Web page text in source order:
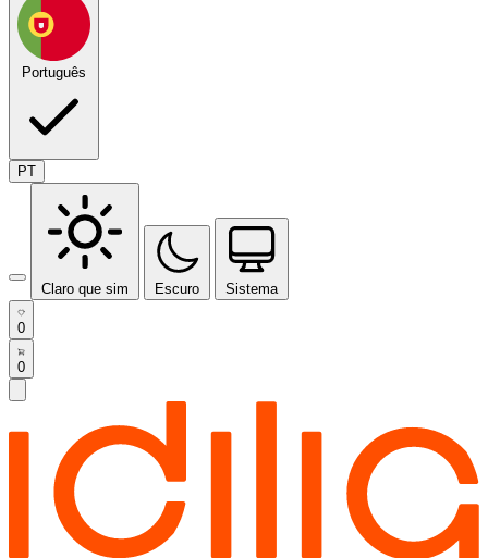
Português
PT
Claro que sim Escuro Sistema
0
0